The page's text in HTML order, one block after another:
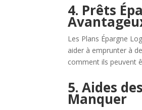
4. Prêts
Les Plans Épargne
aider à emprunter à
comment ils peuvent
5. Aides
Manquer